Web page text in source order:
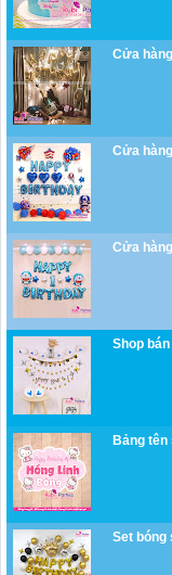
Cửa
Cửa
Cửa
Shop
Bảng tên
Set bóng